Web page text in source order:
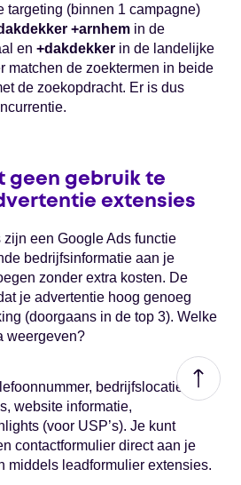
targeting (binnen 1 campagne)
+arnhem in de
en +dakdekker in de landelijke
matchen de zoektermen in beide
de zoekopdracht. Er is dus
geen gebruik te
extensies
een Google Ads functie
bedrijfsinformatie aan je
zonder extra kosten. De
je advertentie hoog genoeg
(doorgaans in de top 3). Welke
weergeven?
bedrijfslocatie,
website informatie,
(voor USP’s). Je kunt
contactformulier direct aan je
middels leadformulier extensies.